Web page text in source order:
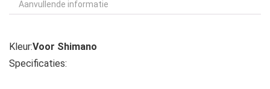
Aanvullende informatie
Kleur:Voor Shimano
Specificaties: